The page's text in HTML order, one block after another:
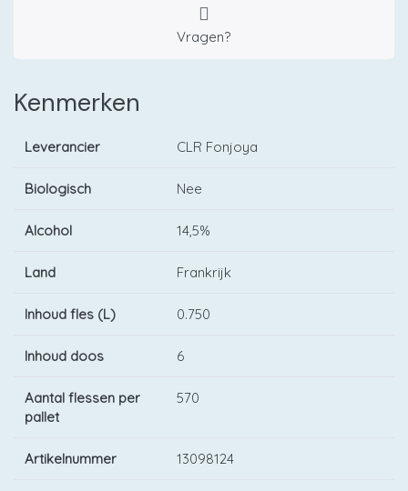
Vragen?
Kenmerken
Leverancier CLR Fonjoya
Biologisch Nee
Alcohol 14,5%
Land Frankrijk
Inhoud fles (L) 0.750
Inhoud doos 6
Aantal flessen per
pallet
570
Artikelnummer 13098124